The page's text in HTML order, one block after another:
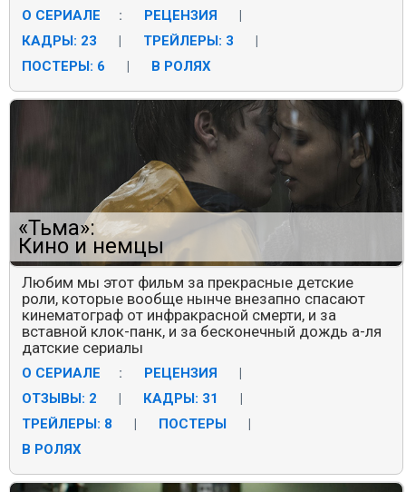
О СЕРИАЛЕ : РЕЦЕНЗИЯ
|
КАДРЫ: 23
| ТРЕЙЛЕРЫ: 3
|
ПОСТЕРЫ: 6
| В РОЛЯХ
«Тьма»:
Кино и немцы
Любим мы этот фильм за прекрасные детские
роли, которые вообще нынче внезапно спасают
кинематограф от инфракрасной смерти, и за
вставной клок-панк, и за бесконечный дождь а-ля
датские сериалы
О СЕРИАЛЕ : РЕЦЕНЗИЯ
|
ОТЗЫВЫ: 2
| КАДРЫ: 31
|
ТРЕЙЛЕРЫ: 8
| ПОСТЕРЫ
|
В РОЛЯХ